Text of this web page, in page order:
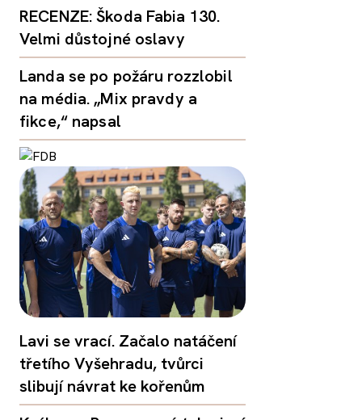
RECENZE: Škoda Fabia 130.
Velmi důstojné oslavy
Landa se po požáru rozzlobil
na média. „Mix pravdy a
fikce,“ napsal
Lavi se vrací. Začalo natáčení
třetího Vyšehradu, tvůrci
slibují návrat ke kořenům